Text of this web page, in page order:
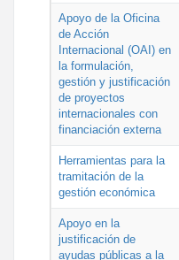
Apoyo de la Oficina
de Acción
Internacional (OAI) en
la formulación,
gestión y justificación
de proyectos
internacionales con
financiación externa
Herramientas para la
tramitación de la
gestión económica
Apoyo en la
justificación de
ayudas públicas a la